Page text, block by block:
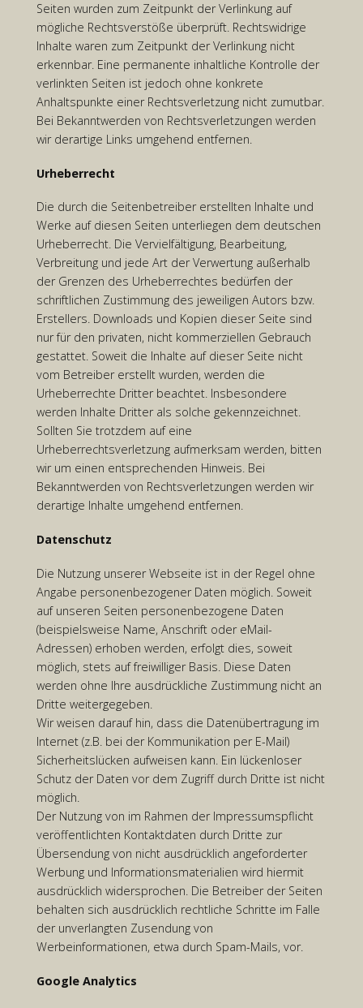
Seiten wurden zum Zeitpunkt der Verlinkung auf
mögliche Rechtsverstöße überprüft. Rechtswidrige
Inhalte waren zum Zeitpunkt der Verlinkung nicht
erkennbar. Eine permanente inhaltliche Kontrolle der
verlinkten Seiten ist jedoch ohne konkrete
Anhaltspunkte einer Rechtsverletzung nicht zumutbar.
Bei Bekanntwerden von Rechtsverletzungen werden
wir derartige Links umgehend entfernen.
Urheberrecht
Die durch die Seitenbetreiber erstellten Inhalte und
Werke auf diesen Seiten unterliegen dem deutschen
Urheberrecht. Die Vervielfältigung, Bearbeitung,
Verbreitung und jede Art der Verwertung außerhalb
der Grenzen des Urheberrechtes bedürfen der
schriftlichen Zustimmung des jeweiligen Autors bzw.
Erstellers. Downloads und Kopien dieser Seite sind
nur für den privaten, nicht kommerziellen Gebrauch
gestattet. Soweit die Inhalte auf dieser Seite nicht
vom Betreiber erstellt wurden, werden die
Urheberrechte Dritter beachtet. Insbesondere
werden Inhalte Dritter als solche gekennzeichnet.
Sollten Sie trotzdem auf eine
Urheberrechtsverletzung aufmerksam werden, bitten
wir um einen entsprechenden Hinweis. Bei
Bekanntwerden von Rechtsverletzungen werden wir
derartige Inhalte umgehend entfernen.
Datenschutz
Die Nutzung unserer Webseite ist in der Regel ohne
Angabe personenbezogener Daten möglich. Soweit
auf unseren Seiten personenbezogene Daten
(beispielsweise Name, Anschrift oder eMail-
Adressen) erhoben werden, erfolgt dies, soweit
möglich, stets auf freiwilliger Basis. Diese Daten
werden ohne Ihre ausdrückliche Zustimmung nicht an
Dritte weitergegeben.
Wir weisen darauf hin, dass die Datenübertragung im
Internet (z.B. bei der Kommunikation per E-Mail)
Sicherheitslücken aufweisen kann. Ein lückenloser
Schutz der Daten vor dem Zugriff durch Dritte ist nicht
möglich.
Der Nutzung von im Rahmen der Impressumspflicht
veröffentlichten Kontaktdaten durch Dritte zur
Übersendung von nicht ausdrücklich angeforderter
Werbung und Informationsmaterialien wird hiermit
ausdrücklich widersprochen. Die Betreiber der Seiten
behalten sich ausdrücklich rechtliche Schritte im Falle
der unverlangten Zusendung von
Werbeinformationen, etwa durch Spam-Mails, vor.
Google Analytics